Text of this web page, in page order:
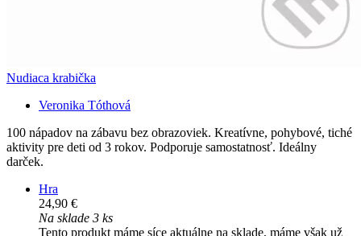
Nudiaca krabička
Veronika Tóthová
100 nápadov na zábavu bez obrazoviek. Kreatívne, pohybové, tiché
aktivity pre deti od 3 rokov. Podporuje samostatnosť. Ideálny
darček.
Hra
24,90 €
Na sklade 3 ks
Tento produkt máme síce aktuálne na sklade, máme však už